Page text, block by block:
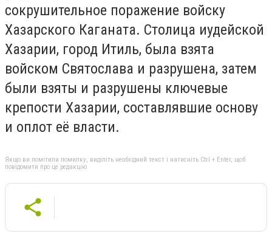
сокрушительное поражение войску
Хазарского Каганата. Столица иудейской
Хазарии, город Итиль, была взята
войском Святослава и разрушена, затем
были взяты и разрушены ключевые
крепости Хазарии, составлявшие основу
и оплот её власти.
Якщо ви помітили помилку, виділіть необхідний текст і натисніть Ctrl + Enter, щоб
повідомити про це редакцію